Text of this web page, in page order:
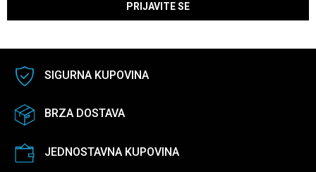
PRIJAVITE SE
SIGURNA KUPOVINA
BRZA DOSTAVA
JEDNOSTAVNA KUPOVINA